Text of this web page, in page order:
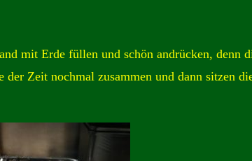
mit Erde füllen und schön andrücken, denn
der Zeit nochmal zusammen und dann sitzen